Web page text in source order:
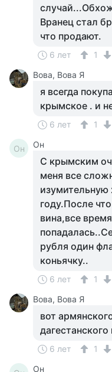
Вранец стал
что продают.
6 лет
1
Вова, Вова Я
я всегда
крымское . и
6 лет 1
Он Он
С крымским
меня все
изумительную
году.После
вина,все
рубля один
коньячку..
6 лет
1
Вова, Вова Я
вот
дагестанского
6 лет 1
Он